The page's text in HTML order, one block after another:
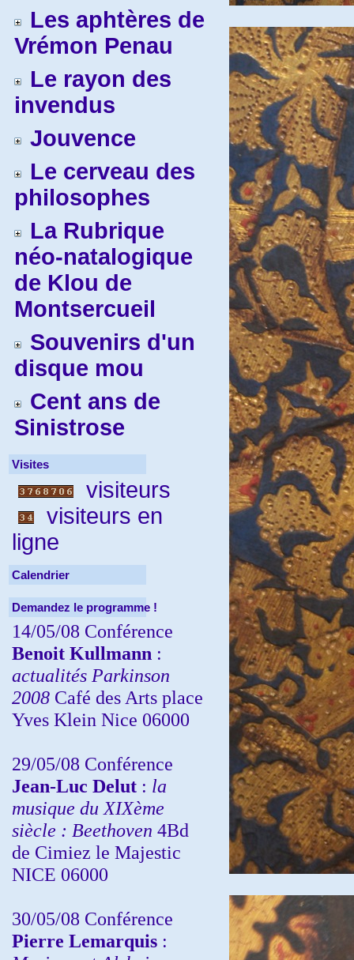
Les aphtères de
Vrémon Penau
Le rayon des
invendus
Jouvence
Le cerveau des
philosophes
La Rubrique
néo-natalogique
de Klou de
Montsercueil
Souvenirs d'un
disque mou
Cent ans de
Sinistrose
Visites
visiteurs
visiteurs en
ligne
Calendrier
Demandez le programme !
14/05/08 Conférence
Benoit Kullmann :
actualités Parkinson
2008 Café des Arts place
Yves Klein Nice 06000
29/05/08 Conférence
Jean-Luc Delut : la
musique du XIXème
siècle : Beethoven 4Bd
de Cimiez le Majestic
NICE 06000
30/05/08 Conférence
Pierre Lemarquis :